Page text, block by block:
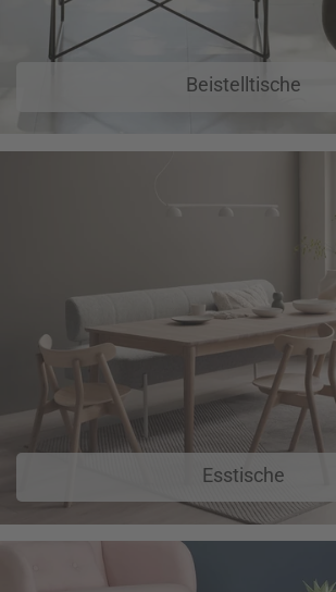
Beistelltische
Esstische